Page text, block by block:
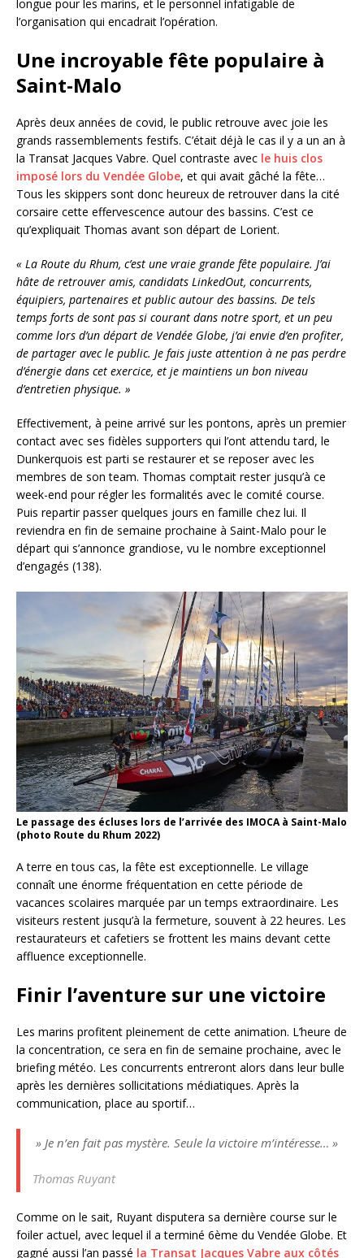
longue pour les marins, et le personnel infatigable de
l’organisation qui encadrait l’opération.
Une incroyable fête populaire à
Saint-Malo
Après deux années de covid, le public retrouve avec joie les
grands rassemblements festifs. C’était déjà le cas il y a un an à
la Transat Jacques Vabre. Quel contraste avec le huis clos
imposé lors du Vendée Globe, et qui avait gâché la fête…
Tous les skippers sont donc heureux de retrouver dans la cité
corsaire cette effervescence autour des bassins. C’est ce
qu’expliquait Thomas avant son départ de Lorient.
« La Route du Rhum, c’est une vraie grande fête populaire. J’ai
hâte de retrouver amis, candidats LinkedOut, concurrents,
équipiers, partenaires et public autour des bassins. De tels
temps forts de sont pas si courant dans notre sport, et un peu
comme lors d’un départ de Vendée Globe, j’ai envie d’en profiter,
de partager avec le public. Je fais juste attention à ne pas perdre
d’énergie dans cet exercice, et je maintiens un bon niveau
d’entretien physique. »
Effectivement, à peine arrivé sur les pontons, après un premier
contact avec ses fidèles supporters qui l’ont attendu tard, le
Dunkerquois est parti se restaurer et se reposer avec les
membres de son team. Thomas comptait rester jusqu’à ce
week-end pour régler les formalités avec le comité course.
Puis repartir passer quelques jours en famille chez lui. Il
reviendra en fin de semaine prochaine à Saint-Malo pour le
départ qui s’annonce grandiose, vu le nombre exceptionnel
d’engagés (138).
Le passage des écluses lors de l’arrivée des IMOCA à Saint-Malo
(photo Route du Rhum 2022)
A terre en tous cas, la fête est exceptionnelle. Le village
connaît une énorme fréquentation en cette période de
vacances scolaires marquée par un temps extraordinaire. Les
visiteurs restent jusqu’à la fermeture, souvent à 22 heures. Les
restaurateurs et cafetiers se frottent les mains devant cette
affluence exceptionnelle.
Finir l’aventure sur une victoire
Les marins profitent pleinement de cette animation. L’heure de
la concentration, ce sera en fin de semaine prochaine, avec le
briefing météo. Les concurrents entreront alors dans leur bulle
après les dernières sollicitations médiatiques. Après la
communication, place au sportif…
» Je n’en fait pas mystère. Seule la victoire m’intéresse… »
Thomas Ruyant
Comme on le sait, Ruyant disputera sa dernière course sur le
foiler actuel, avec lequel il a terminé 6ème du Vendée Globe. Et
gagné aussi l’an passé la Transat Jacques Vabre aux côtés